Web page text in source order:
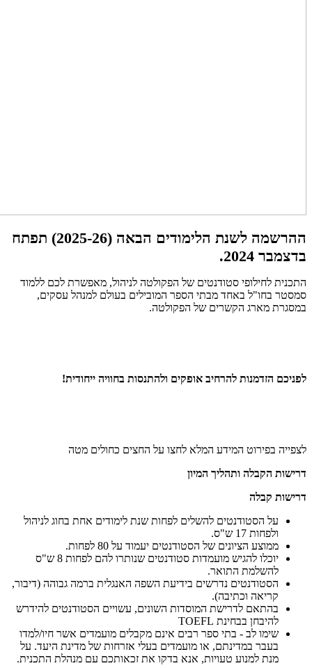
ההרשמה לשנת הלימודים הבאה (2025-26) תפתח
בדצמבר 2024.
התכנית לחילופי סטודנטים של הפקולטה לניהול, מאפשרת לכם ללמוד
סמסטר בחו"ל באחד מבתי הספר המובילים בעולם למנהל עסקים,
במסגרת מארג הקשרים של הפקולטה.
לפניכם הזדמנות להרחיב אופקים ולהתנסות בחוויה ייחודית!
לצפייה בפירוט המידע המלא לחצו על החצים כחולים מטה
דרישות הקבלה ותהליך המיון
דרישות קבלה
על הסטודנטים להשלים לפחות שנת לימודים אחת בחוג לניהול
ולפחות 17 ש"ס.
ממוצע הציונים של הסטודנטים יעמוד על 80 לפחות.
יוכלו להגיש מועמדות סטודנטים שנותרו להם לפחות 8 ש"ס
להשלמת התואר.
הסטודנטים נדרשים בידיעת השפה האנגלית ברמה גבוהה (דיבור,
קריאה וכתיבה).
בהתאם לדרישת המוסדות השונים, עשויים הסטודנטים להידרש
להיבחן בבחינת TOEFL
שימו לב - בתי ספר רבים אינם מקבלים מועמדים אשר חיו/למדו
בעבר במדינתם, או מועמדים בעלי אזרחות של מדינת היעד. על
מנת למנוע טעויות, אנא בדקו את זכאותכם עם מנהלת התכנית.